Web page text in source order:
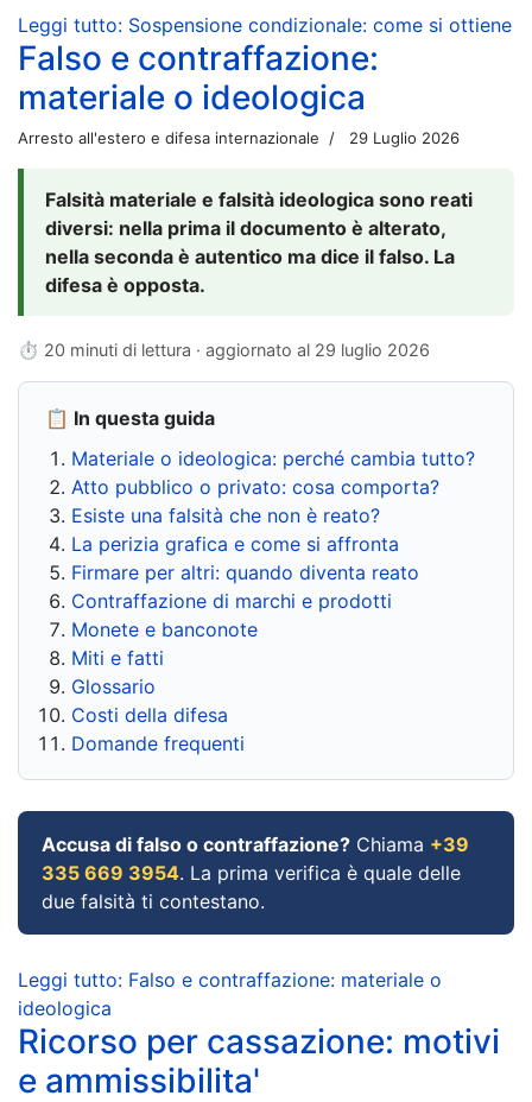
Leggi tutto: Sospensione condizionale: come si ottiene
Falso e contraffazione:
materiale o ideologica
Arresto all'estero e difesa internazionale 29 Luglio 2026
Falsità materiale e falsità ideologica sono reati
diversi: nella prima il documento è alterato,
nella seconda è autentico ma dice il falso. La
difesa è opposta.
⏱ 20 minuti di lettura · aggiornato al 29 luglio 2026
📋 In questa guida
Materiale o ideologica: perché cambia tutto?
Atto pubblico o privato: cosa comporta?
Esiste una falsità che non è reato?
La perizia grafica e come si affronta
Firmare per altri: quando diventa reato
Contraffazione di marchi e prodotti
Monete e banconote
Miti e fatti
Glossario
Costi della difesa
Domande frequenti
Accusa di falso o contraffazione? Chiama +39
335 669 3954. La prima verifica è quale delle
due falsità ti contestano.
Leggi tutto: Falso e contraffazione: materiale o
ideologica
Ricorso per cassazione: motivi
e ammissibilita'